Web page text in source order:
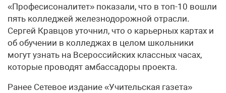
«Професисоналитет» показали, что в топ-10 вошли
пять колледжей железнодорожной отрасли.
Сергей Кравцов уточнил, что о карьерных картах и
об обучении в колледжах в целом школьники
могут узнать на Всероссийских классных часах,
которые проводят амбассадоры проекта.
Ранее Сетевое издание «Учительская газета»